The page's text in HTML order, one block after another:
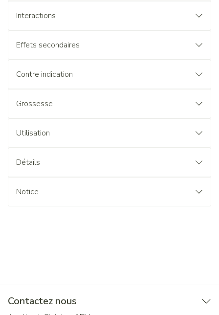
Interactions
Effets secondaires
Contre indication
Grossesse
Utilisation
Détails
Notice
Contactez nous